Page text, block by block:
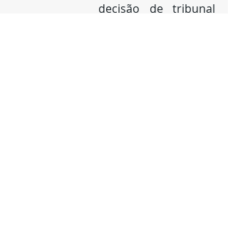
decisão de tribunal